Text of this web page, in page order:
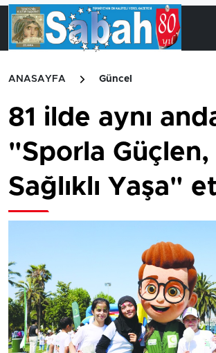
ANASAYFA Güncel
81 ilde aynı
"Sporla Güçlen,
Sağlıklı Yaşa"